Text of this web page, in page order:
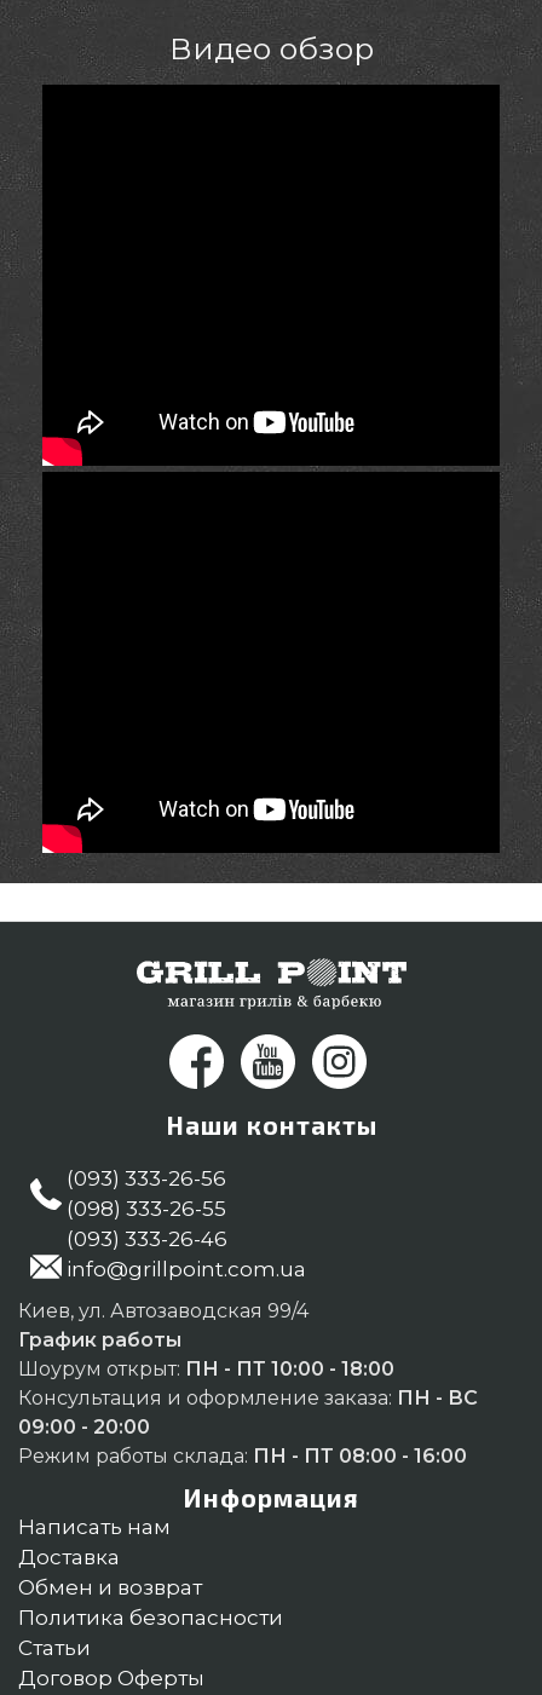
Видео обзор
Наши контакты
(093) 333-26-56
(098) 333-26-55
(093) 333-26-46
info@grillpoint.com.ua
Киев, ул. Автозаводская 99/4
График работы
Шоурум открыт: ПН - ПТ 10:00 - 18:00
Консультация и оформление заказа: ПН - ВС
09:00 - 20:00
Режим работы склада: ПН - ПТ 08:00 - 16:00
Информация
Написать нам
Доставка
Обмен и возврат
Политика безопасности
Статьи
Договор Оферты